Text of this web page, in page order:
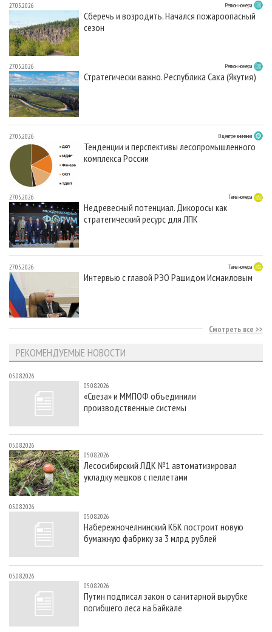
27.05.2026 Регион номера
Сберечь и возродить. Начался пожароопасный
сезон
27.05.2026 Регион номера
Стратегически важно. Республика Саха (Якутия)
27.05.2026 В центре внимания
Тенденции и перспективы лесопромышленного
комплекса России
27.05.2026 Тема номера
Недревесный потенциал. Дикоросы как
стратегический ресурс для ЛПК
27.05.2026 Тема номера
Интервью с главой РЭО Рашидом Исмаиловым
Смотреть все
РЕКОМЕНДУЕМЫЕ НОВОСТИ
05.08.2026
05.08.2026
«Свеза» и ММПОФ объединили
производственные системы
05.08.2026
05.08.2026
Лесосибирский ЛДК №1 автоматизировал
укладку мешков с пеллетами
05.08.2026
05.08.2026
Набережночелнинский КБК построит новую
бумажную фабрику за 3 млрд рублей
05.08.2026
05.08.2026
Путин подписал закон о санитарной вырубке
погибшего леса на Байкале